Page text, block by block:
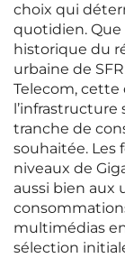
choix qui
quotidien. Que
historique du
urbaine de
Telecom, cette
tranche de
souhaitée. Les
niveaux de
aussi bien aux
multimédias
sélection